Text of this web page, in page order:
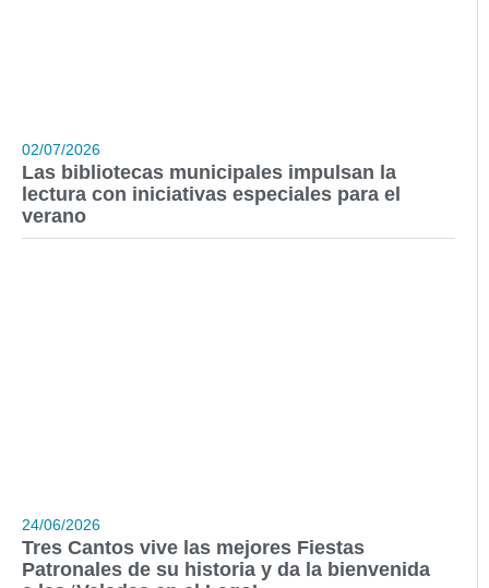
02/07/2026
Las bibliotecas municipales impulsan la
lectura con iniciativas especiales para el
verano
24/06/2026
Tres Cantos vive las mejores Fiestas
Patronales de su historia y da la bienvenida